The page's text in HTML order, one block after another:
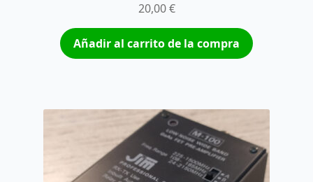
20,00€
Añadir al carrito de la compra